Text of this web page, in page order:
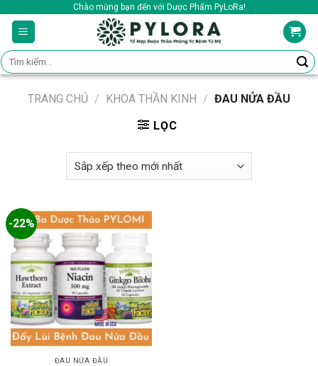
content
Chào mừng bạn đến với Dược Phẩm PyLoRa!
Tìm
kiếm:
TRANG CHỦ / KHOA THẦN KINH / ĐAU NỬA ĐẦU
LỌC
-22%
ĐAU NỬA ĐẦU